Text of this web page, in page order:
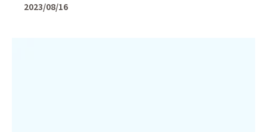
2023/08/16